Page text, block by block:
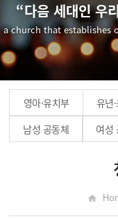
“다음 세대인 우
a church that establishes
영아·유치부 유년
남성 공동체
여성